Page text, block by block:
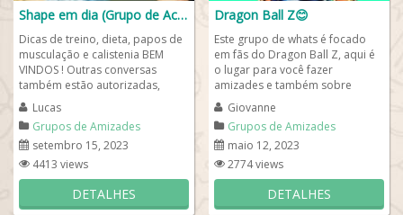
Shape em dia (Grupo de Academia/Calistenia)
Dicas de treino, dieta, papos de
musculação e calistenia BEM
VINDOS ! Outras conversas
também estão autorizadas,
portanto que não fuja por muito
tempo do...
Lucas
Grupos de Amizades
setembro 15, 2023
4413 views
DETALHES
Dragon Ball Z😊
Este grupo de whats é focado
em fãs do Dragon Ball Z, aqui é
o lugar para você fazer
amizades e também sobre
animes tipo Dragon Ball. Ao
entrar se...
Giovanne
Grupos de Amizades
maio 12, 2023
2774 views
DETALHES